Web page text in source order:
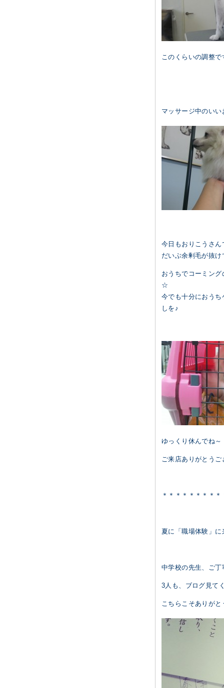
このくらいの調整
マッサージ中のい
今日もおりこうさん
だいぶ余剰毛が抜
おうちでコーミン
☆
今でも十分におう
しを♪
ゆっくり休んでね～
ご来店ありがとう
＊＊＊＊＊＊＊＊
夏に「職場体験」
中学校の先生、ご
3人も、ブログ見て
こちらこそありが